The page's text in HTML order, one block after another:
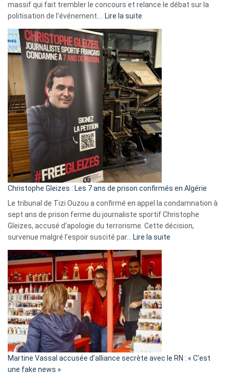
massif qui fait trembler le concours et relance le débat sur la
politisation de l’événement.… Lire la suite
Eurovision
2026
:
Pays-
Bas,
Espagne,
Irlande
et
Slovénie
rejettent
la
présence
d’Israël
Christophe Gleizes : Les 7 ans de prison confirmés en Algérie
Le tribunal de Tizi Ouzou a confirmé en appel la condamnation à
sept ans de prison ferme du journaliste sportif Christophe
Gleizes, accusé d’apologie du terrorisme. Cette décision,
survenue malgré l’espoir suscité par… Lire la suite
Algérie
Martine Vassal accusée d’alliance secrète avec le RN : « C’est
une fake news »